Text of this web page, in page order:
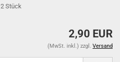
2Stück
2,90 EUR
(MwSt. inkl.) zzgl. Versand